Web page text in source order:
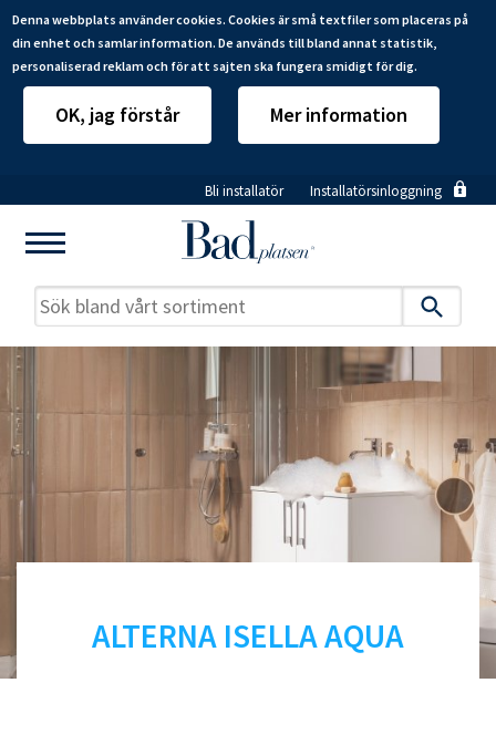
Denna webbplats använder cookies. Cookies är små textfiler som placeras på
din enhet och samlar information. De används till bland annat statistik,
personaliserad reklam och för att sajten ska fungera smidigt för dig.
OK, jag förstår Mer information
till
huvudinnehåll
Bli installatör Installatörsinloggning
Se alla
Om Badplatsen
3D-badrum
Mitt badrum Installatörer
ALTERNA ISELLA AQUA